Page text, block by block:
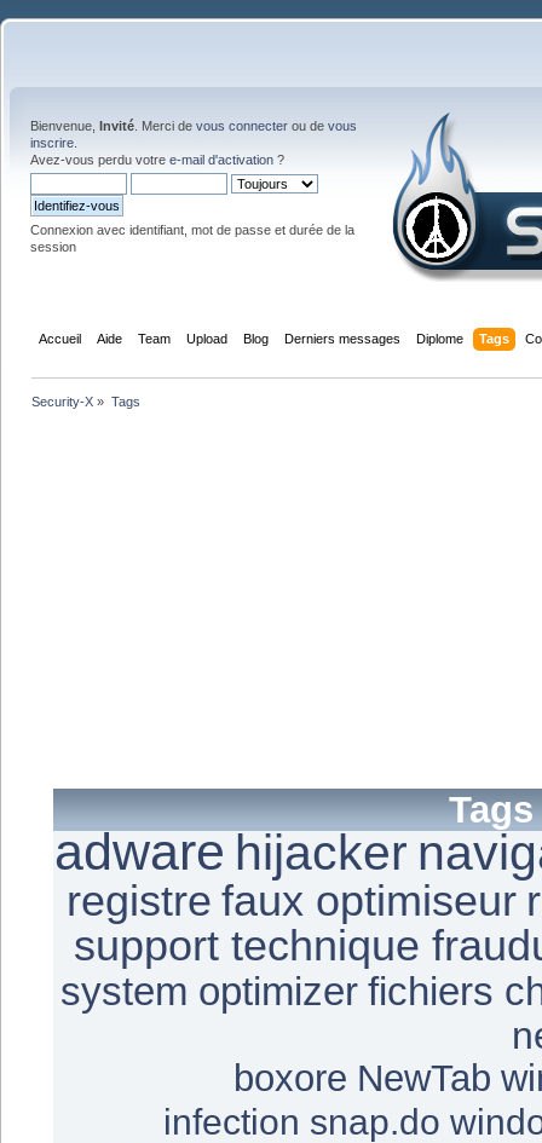
Bienvenue, Invité . Merci de vous connecter ou de vous
inscrire
Avez-vous perdu votre e-mail d'activation ?
Connexion avec identifiant, mot de passe et durée de la
session
Accueil Aide Team Upload Blog Derniers messages Diplome Tags
Security-X » Tags
adware hijacker
registre faux optimiseur
support technique
system optimizer fichiers
boxore NewTab
infection snap.do